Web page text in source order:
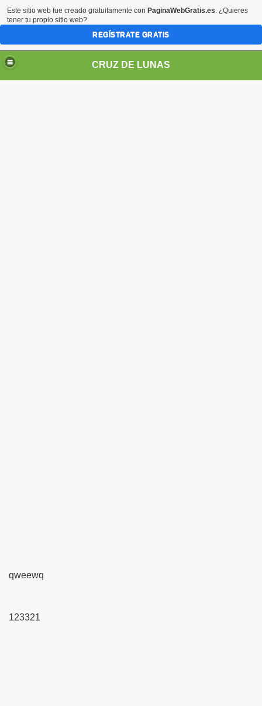
CRUZ DE LUNAS
qweewq
123321
Este sitio web fue creado gratuitamente con PaginaWebGratis.es. ¿Quieres
tener tu propio sitio web?
REGÍSTRATE GRATIS